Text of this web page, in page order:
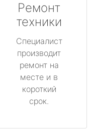
Ремонт
техники
Специалист
производит
ремонт на
месте и в
короткий
срок.